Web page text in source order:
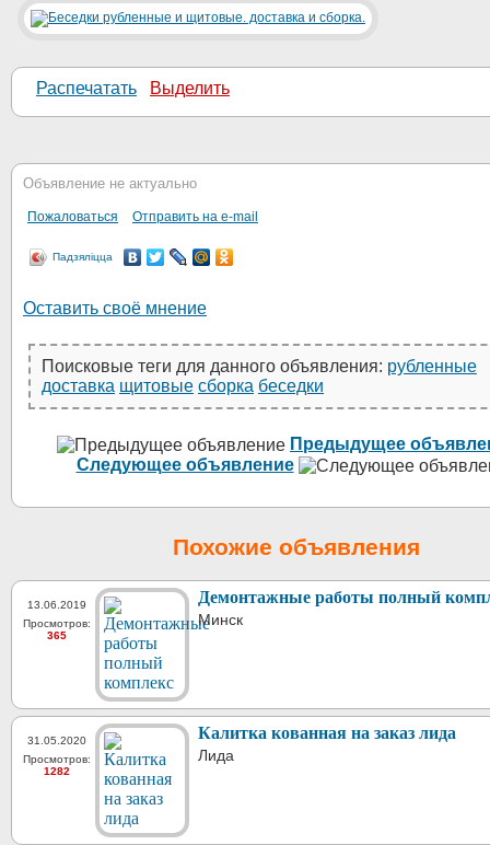
Распечатать Выделить
Объявление не актуально
Пожаловаться Отправить на e-mail
Падзяліцца
Оставить своё мнение
Поисковые теги для данного объявления: рубленные
доставка щитовые сборка беседки
Предыдущее
Следующее объявление
Похожие объявления
13.06.2019
Просмотров:
365
Демонтажные работы полный
Минск
31.05.2020
Просмотров:
1282
Калитка кованная на заказ лида
Лида